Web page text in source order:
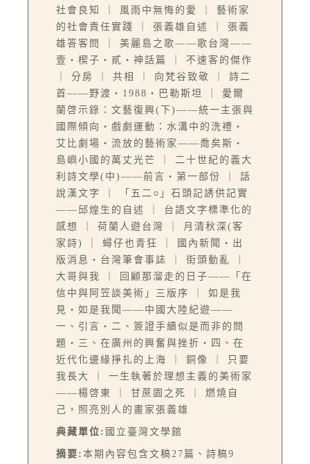
社會良知 ｜ 風雨中無悔的愛 ｜ 藝術家
的社會責任實踐 ｜ 張義雄自述 ｜ 張義
雄答客問 ｜ 美麗島之歌——歌台灣——
壹‧楔子‧貳‧神話篇 ｜ 不速客的傑作
｜ 分房 ｜ 共相 ｜ 向梵谷致敬 ｜ 詩二
首——野渡‧1988‧巴勒斯坦 ｜ 愛爾
蘭啓示錄：文藝復興(下)——統一主張與
國際傾向‧戲劇運動：水溝中的洗禮‧
艾比劇場‧流放的藝術家——喬矣斯‧
島嶼小國的萬丈光芒 ｜ 二十世紀的義大
利詩文學(中)——前言‧第一部份 ｜ 話
說漢文字 ｜ 「五二○」石頭記誘供記實
——邱煌生的自述 ｜ 台語文字標準化的
感想 ｜ 荷蘭人遊台灣 ｜ 月清秋深(客
家詩) ｜ 蟳仔也青狂 ｜ 國內新聞‧出
版消息‧台灣筆會事誌 ｜ 街頭動亂 ｜
大哥與我 ｜ 回顧那溜走的日子——「在
信中與阿笠談美術」三版序 ｜ 如是我
見‧如是我聞——中國大陸紀遊——
一、引言‧二、簽證手續似是而非的問
題‧三、在廣州的興奮與挫折‧四、在
近代化邊緣掙扎的上海 ｜ 銅像 ｜ 只要
我長大 ｜ 一生執著於理想主義的美術家
——楊啓東 ｜ 甘蔗園之死 ｜ 燃燒自
己，照亮別人的畫家張義雄
典藏單位: 國立臺灣文學館
摘要: 本期內容包含文稿27篇、詩稿9